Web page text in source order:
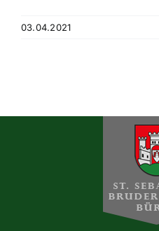
03.04.2021